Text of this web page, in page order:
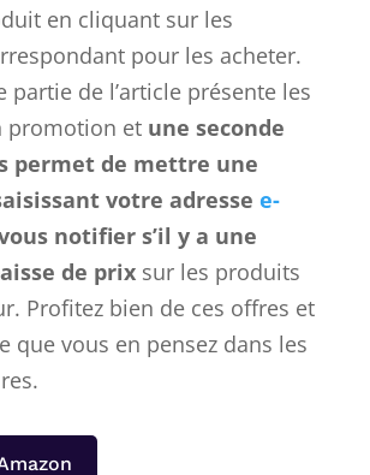
en cliquant sur les
pour les acheter.
partie de l’article présente les
promotion et une seconde
permet de mettre une
votre adresse e-
notifier s’il y a une
de prixsur les produits
Profitez bien de ces offres et
que vous en pensez dans les